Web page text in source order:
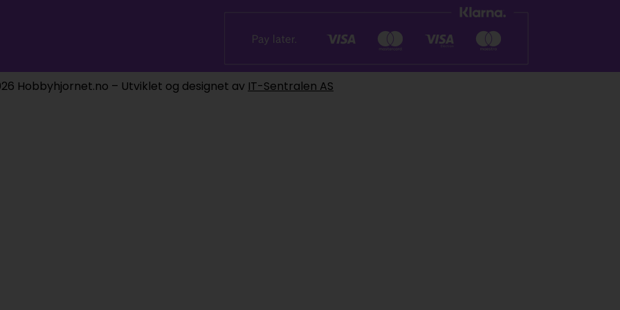
Hobbyhjornet.no – Utviklet og designet av IT-Sentralen AS